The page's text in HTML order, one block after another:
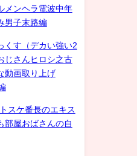
メンヘラ電波中年
男子末路編
くす（デカい強い2
じさんヒロシ之古
動画取り上げ
スケ番長のエキス
部屋おばさんの自